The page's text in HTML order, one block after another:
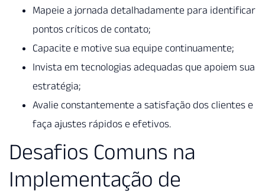
Mapeie a jornada detalhadamente para identificar
pontos críticos de contato;
Capacite e motive sua equipe continuamente;
Invista em tecnologias adequadas que apoiem sua
estratégia;
Avalie constantemente a satisfação dos clientes e
faça ajustes rápidos e efetivos.
Desafios Comuns na
Implementação de